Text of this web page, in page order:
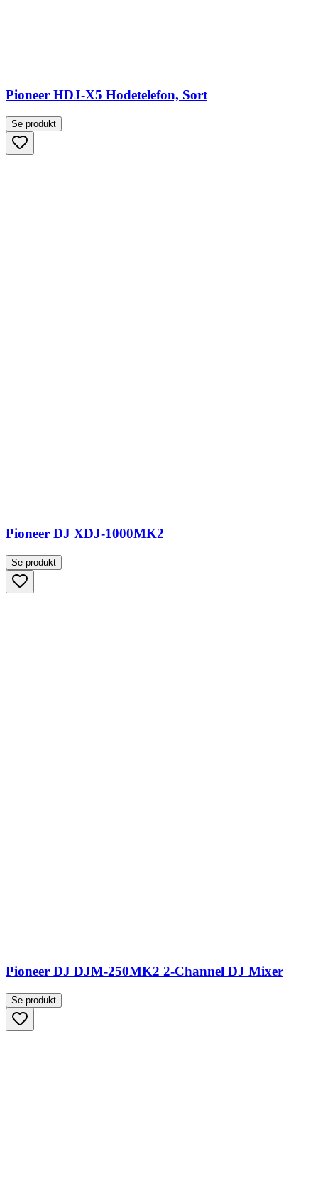
Pioneer HDJ-X5 Hodetelefon, Sort
Se produkt
Pioneer DJ XDJ-1000MK2
Se produkt
Pioneer DJ DJM-250MK2 2-Channel DJ Mixer
Se produkt